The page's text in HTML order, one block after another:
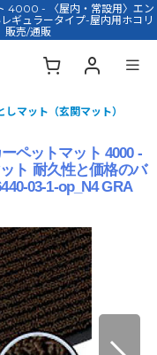
4000 - 〈屋内・常設用〉エン
ギュラータイプ-屋内用ホコリ
販売/通販
マット（玄関マット）
ペットマット 4000 -
ト 耐久性と価格のバ
03-1-op_N4 GRA